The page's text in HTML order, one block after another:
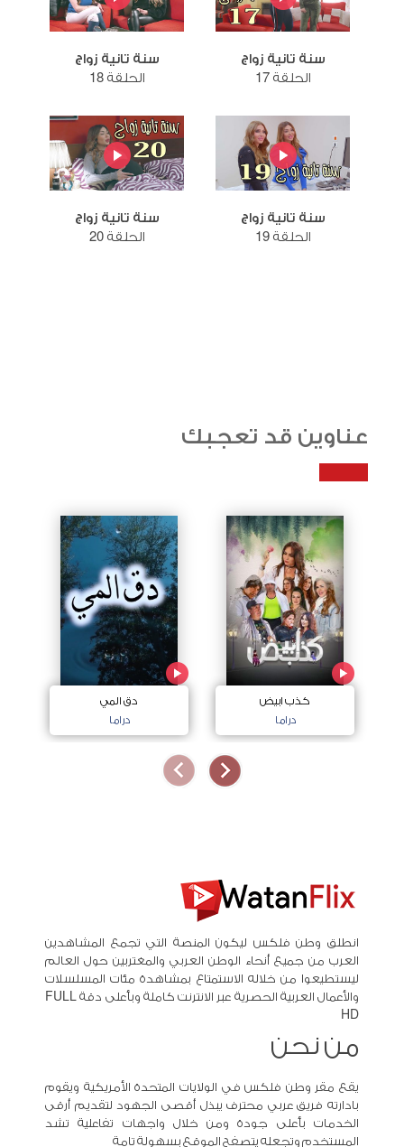
سنة تانية زواج
الحلقة 17
سنة تانية زواج
الحلقة 18
سنة تانية زواج
الحلقة 19
سنة تانية زواج
الحلقة 20
عناوين قد تعجبك
كذب ابيض
دراما
دق المي
دراما
انطلق وطن فلكس ليكون المنصة التي تجمع المشاهدين
العرب من جميع أنحاء الوطن العربي والمغتربين حول العالم
ليستطيعوا من خلاله الاستمتاع بمشاهدة مئات المسلسلات
والأعمال العربية الحصرية عبر الانترنت كاملة وبأعلى دقة FULL
HD
من نحن
يقع مقر وطن فلكس في الولايات المتحدة الأمريكية ويقوم
بادارته فريق عربي محترف يبذل أقصى الجهود لتقديم أرقى
الخدمات بأعلى جودة ومن خلال واجهات تفاعلية تشد
المستخدم وتجعله يتصفح الموقع بسهولة تامة